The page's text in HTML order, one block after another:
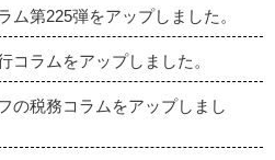
第225弾をアップしました。
ラムをアップしました。
の税務コラムをアップしまし